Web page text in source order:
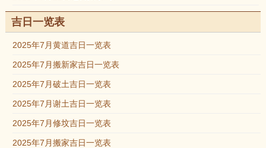
吉日一览表
2025年7月黄道吉日一览表
2025年7月搬新家吉日一览表
2025年7月破土吉日一览表
2025年7月谢土吉日一览表
2025年7月修坟吉日一览表
2025年7月搬家吉日一览表